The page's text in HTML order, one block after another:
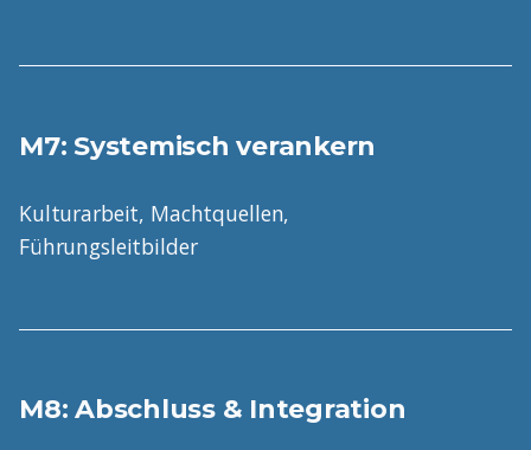
M7: Systemisch verankern
Kulturarbeit, Machtquellen,
Führungsleitbilder
M8: Abschluss & Integration